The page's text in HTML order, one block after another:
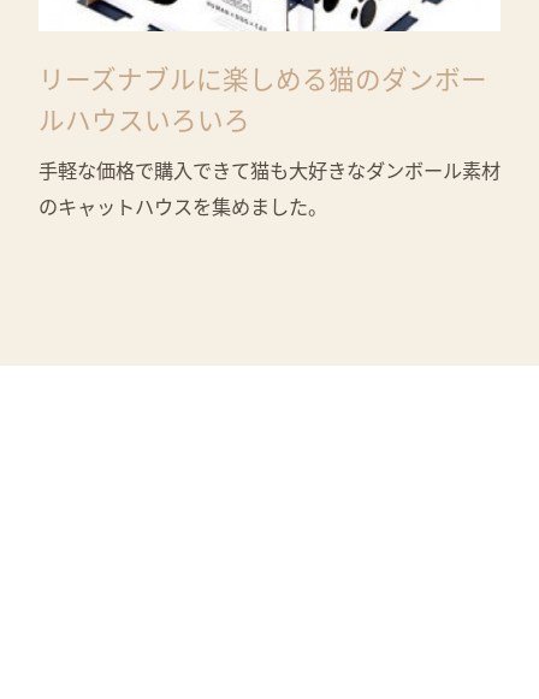
リーズナブルに楽しめる猫のダンボー
ルハウスいろいろ
手軽な価格で購入できて猫も大好きなダンボール素材
のキャットハウスを集めました。